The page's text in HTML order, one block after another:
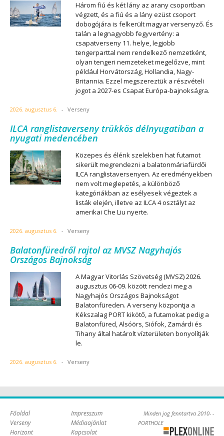
Három fiú és két lány az arany csoportban
végzett, és a fiú és a lány ezüst csoport
dobogójára is felkerült magyar versenyző. És
talán a legnagyobb fegyvertény: a
csapatverseny 11. helye, legjobb
tengerparttal nem rendelkező nemzetként,
olyan tengeri nemzeteket megelőzve, mint
például Horvátország, Hollandia, Nagy-
Britannia. Ezzel megszereztük a részvételi
jogot a 2027-es Csapat Európa-bajnokságra.
2026. augusztus 6. - Verseny
ILCA ranglistaverseny trükkös délnyugatiban a
nyugati medencében
Közepes és élénk szelekben hat futamot
sikerült megrendezni a balatonmáriafürdői
ILCA ranglistaversenyen. Az eredményekben
nem volt meglepetés, a különböző
kategóriákban az esélyesek végeztek a
listák elején, illetve az ILCA 4 osztályt az
amerikai Che Liu nyerte.
2026. augusztus 6. - Verseny
Balatonfüredről rajtol az MVSZ Nagyhajós
Országos Bajnokság
A Magyar Vitorlás Szövetség (MVSZ) 2026.
augusztus 06-09. között rendezi meg a
Nagyhajós Országos Bajnokságot
Balatonfüreden. A verseny központja a
Kékszalag PORT kikötő, a futamokat pedig a
Balatonfüred, Alsóörs, Siófok, Zamárdi és
Tihany által határolt vízterületen bonyolítják
le.
2026. augusztus 6. - Verseny
Főoldal
Verseny
Horizont
Impresszum
Médiaajánlat
Kapcsolat
Minden jog fenntartva 2010- -
PORTHOLE